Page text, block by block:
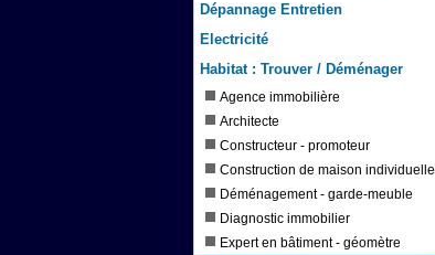
Dépannage Entretien
Electricité
Habitat : Trouver / Déménager
Agence immobilière
Architecte
Constructeur - promoteur
Construction de maison individuelle
Déménagement - garde-meuble
Diagnostic immobilier
Expert en bâtiment - géomètre